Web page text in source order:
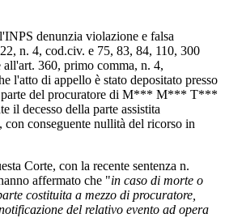
denunzia violazione e falsa
n. 4, cod.civ. e 75, 83, 84, 110, 300
360, primo comma, n. 4,
l'atto di appello è stato depositato presso
parte del procuratore di M*** M*** T***
il decesso della parte assistita
conseguente nullità del ricorso in
Corte, con la recente sentenza n.
affermato che "in caso di morte o
costituita a mezzo di procuratore,
del relativo evento ad opera